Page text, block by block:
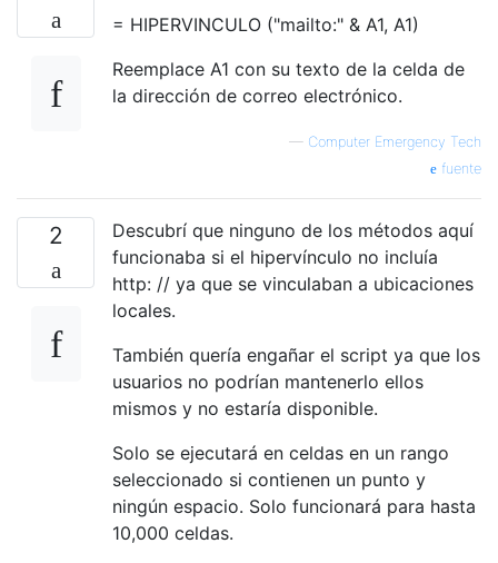
= HIPERVINCULO ("mailto:" & A1, A1)
Reemplace A1 con su texto de la celda de
la dirección de correo electrónico.
— Computer Emergency Tech
fuente
2
Descubrí que ninguno de los métodos aquí
funcionaba si el hipervínculo no incluía
http: // ya que se vinculaban a ubicaciones
locales.
También quería engañar el script ya que los
usuarios no podrían mantenerlo ellos
mismos y no estaría disponible.
Solo se ejecutará en celdas en un rango
seleccionado si contienen un punto y
ningún espacio. Solo funcionará para hasta
10,000 celdas.